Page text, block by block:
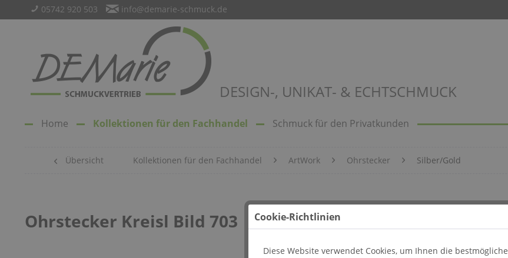
05742 920 503 info@demarie-schmuck.de
DESIGN-, UNIKAT- & ECHTSCHMUCK
Home Kollektionen für den Fachhandel Schmuck für den Privatkunden
Übersicht Kollektionen für den Fachhandel ArtWork Ohrstecker Silber/Gold
Ohrstecker Kreisl Bild 703 Cookie-Richtlinien
Diese Website verwendet Cookies, um Ihnen die bestmögliche